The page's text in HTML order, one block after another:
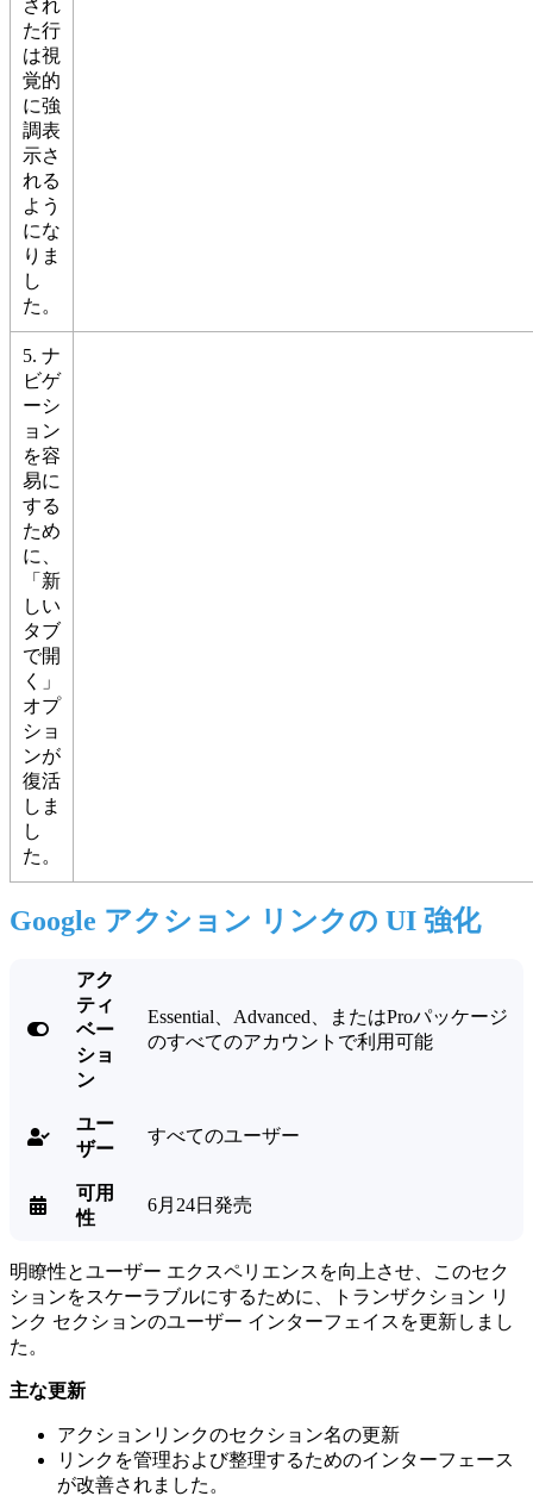
され
た行
は視
覚的
に強
調表
示さ
れる
よう
にな
りま
し
た。
5. ナ
ビゲ
ーシ
ョン
を容
易に
する
ため
に、
「新
しい
タブ
で開
く」
オプ
ショ
ンが
復活
しま
し
た。
Google アクション リンクの UI 強化

アク
ティ
ベー
ショ
ン
Essential、Advanced、またはProパッケージ
のすべてのアカウントで利用可能

ユー
ザー
すべてのユーザー

可用
性
6月24日発売
明瞭性とユーザー エクスペリエンスを向上させ、このセク
ションをスケーラブルにするために、トランザクション リ
ンク セクションのユーザー インターフェイスを更新しまし
た。
主な更新
アクションリンクのセクション名の更新
リンクを管理および整理するためのインターフェース
が改善されました。